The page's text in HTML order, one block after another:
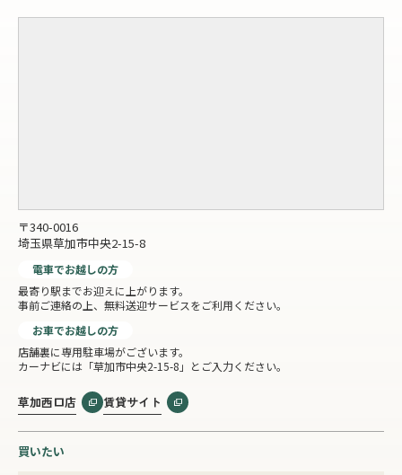
〒340-0016
埼玉県草加市中央2-15-8
電車でお越しの方
最寄り駅までお迎えに上がります。
事前ご連絡の上、無料送迎サービスをご利用ください。
お車でお越しの方
店舗裏に専用駐車場がございます。
カーナビには「草加市中央2-15-8」とご入力ください。
草加西口店 賃貸サイト
買いたい